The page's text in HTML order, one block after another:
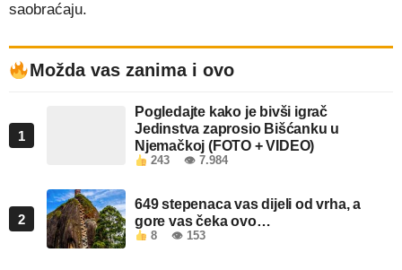
saobraćaju.
Možda vas zanima i ovo
1
Pogledajte kako je bivši igrač
Jedinstva zaprosio Bišćanku u
Njemačkoj (FOTO + VIDEO)
243 👁 7.984
2
649 stepenaca vas dijeli od vrha, a
gore vas čeka ovo…
8 👁 153